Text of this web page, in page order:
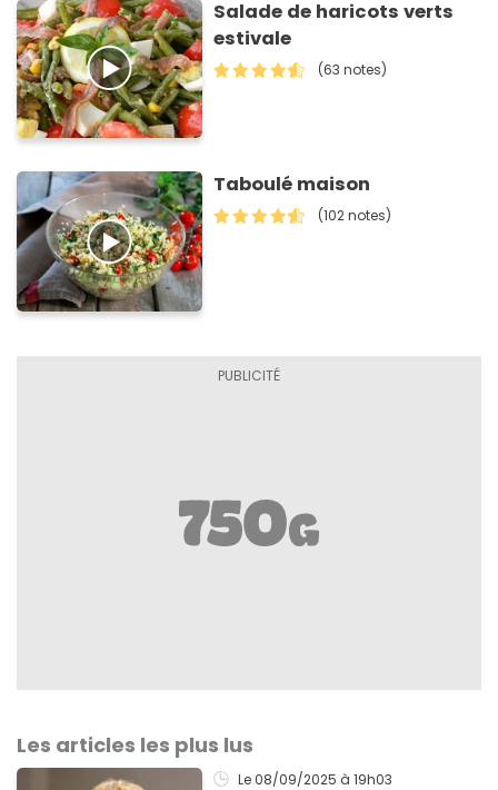
Salade de haricots verts
estivale
(63 notes)
Taboulé maison
(102 notes)
Les articles les plus lus
Le 08/09/2025 à 19h03